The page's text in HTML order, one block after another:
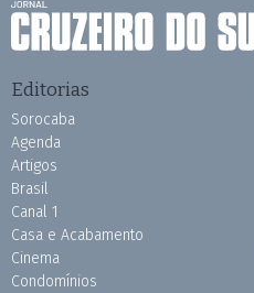
Editorias
Sorocaba
Agenda
Artigos
Brasil
Canal 1
Casa e Acabamento
Cinema
Condomínios